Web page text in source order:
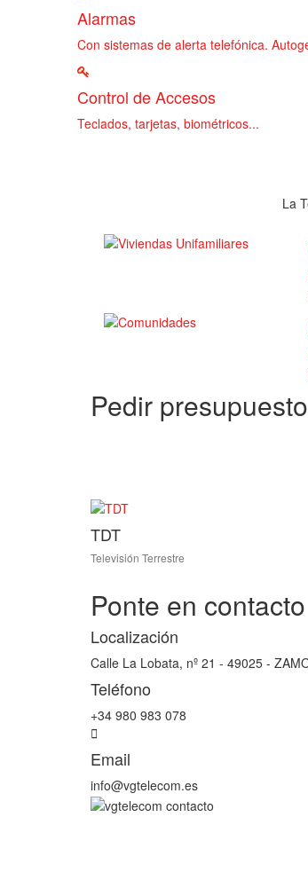
Alarmas
Con sistemas de alerta telefónica.
Control de Accesos
Teclados, tarjetas, biométricos...
La
Pedir
TDT
Televisión Terrestre
Ponte en contacto
Localización
Calle La Lobata, nº 21 - 49025 -
Teléfono
+34 980 983 078
Email
info@vgtelecom.es